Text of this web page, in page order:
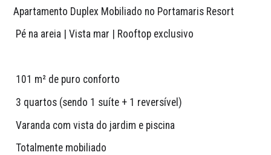
Apartamento Duplex Mobiliado no Portamaris Resort
Pé na areia | Vista mar | Rooftop exclusivo
101 m² de puro conforto
3 quartos (sendo 1 suíte + 1 reversível)
Varanda com vista do jardim e piscina
Totalmente mobiliado